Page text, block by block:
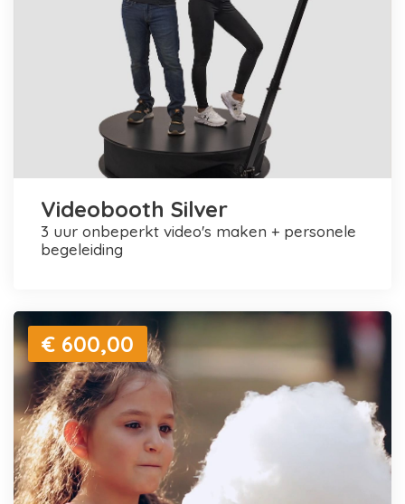
Videobooth Silver
3 uur onbeperkt video's maken + personele
begeleiding
€ 600,00